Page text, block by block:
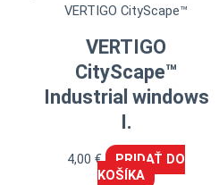
VERTIGO CityScape™
VERTIGO
CityScape™
Industrial windows
I.
4,00€
PRIDAŤ DO
KOŠÍKA